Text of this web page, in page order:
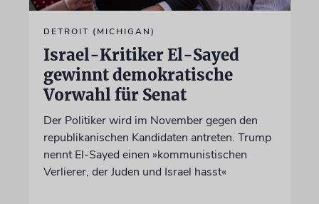
DETROIT (MICHIGAN)
Israel-Kritiker El-Sayed
gewinnt demokratische
Vorwahl für Senat
Der Politiker wird im November gegen den
republikanischen Kandidaten antreten. Trump
nennt El-Sayed einen »kommunistischen
Verlierer, der Juden und Israel hasst«